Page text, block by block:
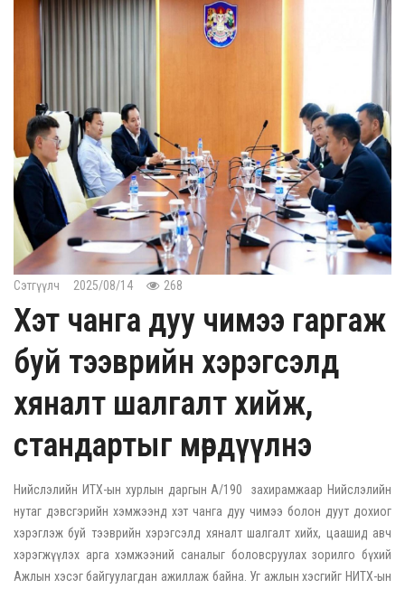
Сэтгүүлч 2025/08/14 268
Хэт чанга дуу чимээ гаргаж
буй тээврийн хэрэгсэлд
хяналт шалгалт хийж,
стандартыг мөрдүүлнэ
Нийслэлийн ИТХ-ын хурлын даргын А/190 захирамжаар Нийслэлийн
нутаг дэвсгэрийн хэмжээнд хэт чанга дуу чимээ болон дуут дохиог
хэрэглэж буй тээврийн хэрэгсэлд хяналт шалгалт хийх, цаашид авч
хэрэгжүүлэх арга хэмжээний саналыг боловсруулах зорилго бүхий
Ажлын хэсэг байгуулагдан ажиллаж байна. Уг ажлын хэсгийг НИТХ-ын